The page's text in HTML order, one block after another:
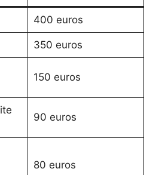
400 euros
350 euros
150 euros
90 euros
80 euros